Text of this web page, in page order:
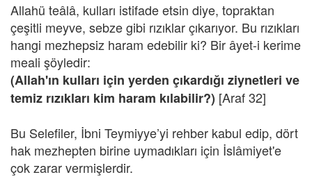
Allahü teâlâ, kulları istifade etsin diye, topraktan
çeşitli meyve, sebze gibi rızıklar çıkarıyor. Bu rızıkları
hangi mezhepsiz haram edebilir ki? Bir âyet-i kerime
meali şöyledir:
(Allah'ın kulları için yerden çıkardığı ziynetleri ve
temiz rızıkları kim haram kılabilir?) [Araf 32]
Bu Selefiler, İbni Teymiyye’yi rehber kabul edip, dört
hak mezhepten birine uymadıkları için İslâmiyet'e
çok zarar vermişlerdir.